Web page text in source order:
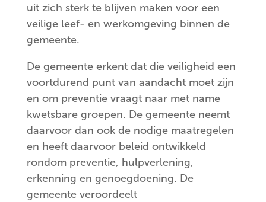
uit zich sterk te blijven maken voor een
veilige leef- en werkomgeving binnen de
gemeente.
De gemeente erkent dat die veiligheid een
voortdurend punt van aandacht moet zijn
en om preventie vraagt naar met name
kwetsbare groepen. De gemeente neemt
daarvoor dan ook de nodige maatregelen
en heeft daarvoor beleid ontwikkeld
rondom preventie, hulpverlening,
erkenning en genoegdoening. De
gemeente veroordeelt